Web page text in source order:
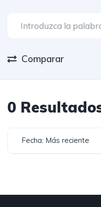
Comparar
0
Fecha: Más reciente